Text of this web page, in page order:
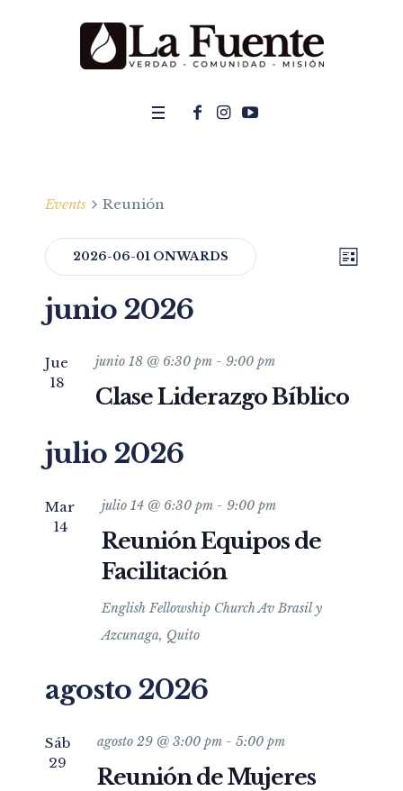
Events Reunión
2026-06-01 ONWARDS
date.
junio 2026
Jue
18
junio 18 @ 6:30 pm - 9:00 pm
Clase Liderazgo Bíblico
julio 2026
Mar
14
julio 14 @ 6:30 pm - 9:00 pm
Reunión Equipos de
Facilitación
English Fellowship ChurchAv Brasil y
Azcunaga, Quito
agosto 2026
Sáb
29
agosto 29 @ 3:00 pm - 5:00 pm
Reunión de Mujeres